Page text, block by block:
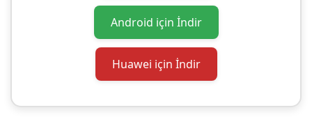
Android için İndir
Huawei için İndir